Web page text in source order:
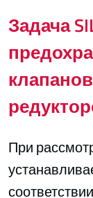
Задача
При